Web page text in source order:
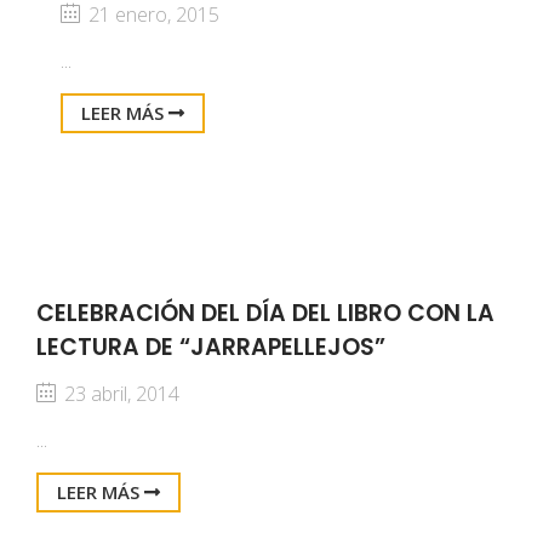
21 enero, 2015
...
LEER MÁS
CELEBRACIÓN DEL DÍA DEL LIBRO CON LA
LECTURA DE “JARRAPELLEJOS”
23 abril, 2014
...
LEER MÁS